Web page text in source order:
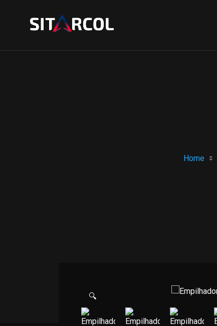
Home
🔍